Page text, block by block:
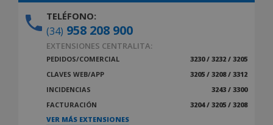
TELÉFONO:
(34) 958 208 900
EXTENSIONES CENTRALITA:
PEDIDOS/COMERCIAL
3230 / 3232 / 3205
CLAVES WEB/APP
3205 / 3208 / 3312
INCIDENCIAS
3243 / 3300
FACTURACIÓN
3204 / 3205 / 3208
VER MÁS EXTENSIONES